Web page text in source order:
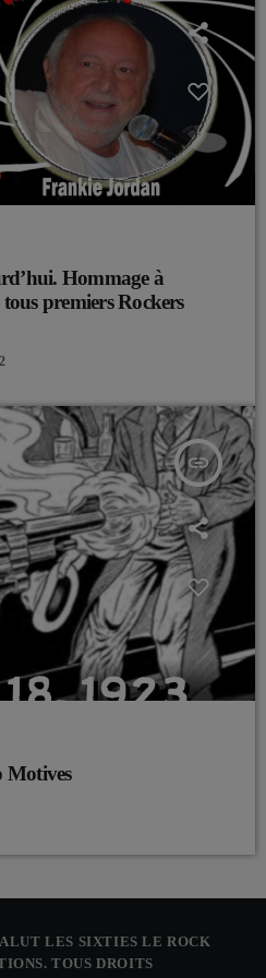
Hommage à
premiers Rockers
2
insert_link
Motives
LES SIXTIES LE ROCK
TOUS DROITS